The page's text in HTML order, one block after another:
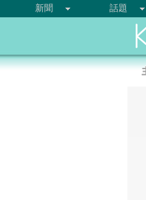
新聞 話題